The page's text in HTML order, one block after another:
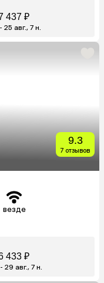
437 ₽
25 авг., 7 н.
9.3
7 отзывов
везде
433 ₽
29 авг., 7 н.